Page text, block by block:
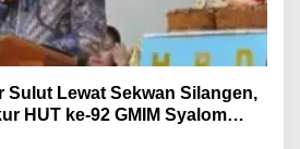
Sulut Lewat Sekwan Silangen,
HUT ke-92 GMIM Syalom